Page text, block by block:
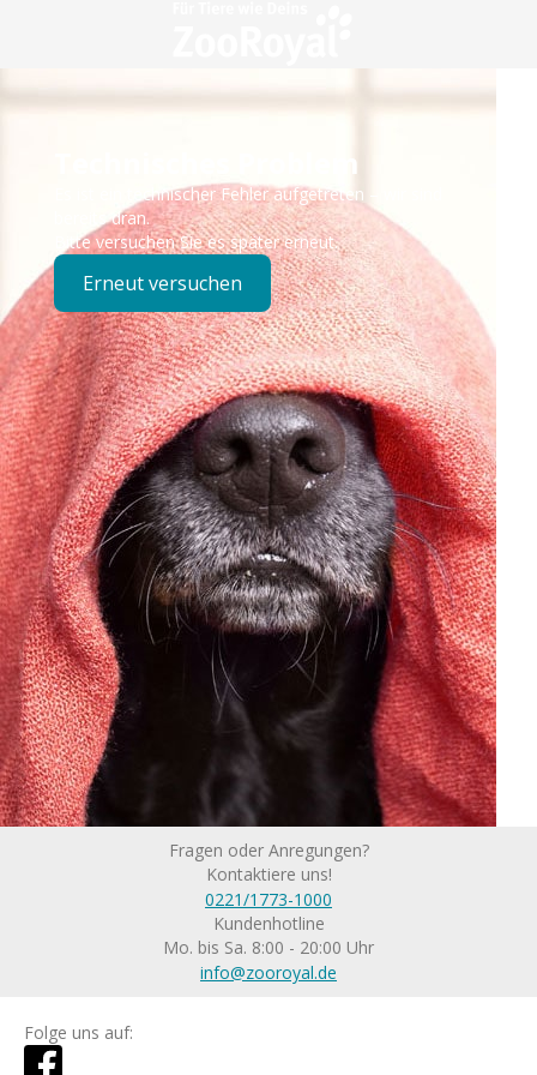
Technisches Problem
Es ist ein technischer Fehler aufgetreten – wir sind
bereits dran.
Bitte versuchen Sie es später erneut.
Erneut versuchen
Fragen oder Anregungen?
Kontaktiere uns!
0221/1773-1000
Kundenhotline
Mo. bis Sa. 8:00 - 20:00 Uhr
info@zooroyal.de
Folge uns auf: